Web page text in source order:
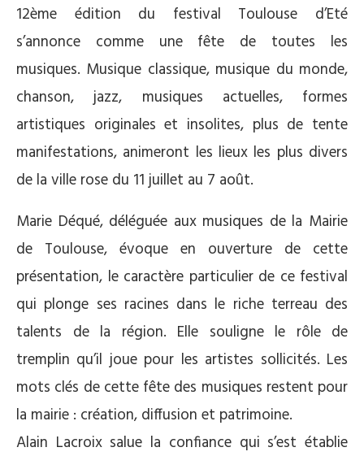
12ème édition du festival Toulouse d’Eté
s’annonce comme une fête de toutes les
musiques. Musique classique, musique du monde,
chanson, jazz, musiques actuelles, formes
artistiques originales et insolites, plus de tente
manifestations, animeront les lieux les plus divers
de la ville rose du 11 juillet au 7 août.
Marie Déqué, déléguée aux musiques de la Mairie
de Toulouse, évoque en ouverture de cette
présentation, le caractère particulier de ce festival
qui plonge ses racines dans le riche terreau des
talents de la région. Elle souligne le rôle de
tremplin qu’il joue pour les artistes sollicités. Les
mots clés de cette fête des musiques restent pour
la mairie : création, diffusion et patrimoine.
Alain Lacroix salue la confiance qui s’est établie